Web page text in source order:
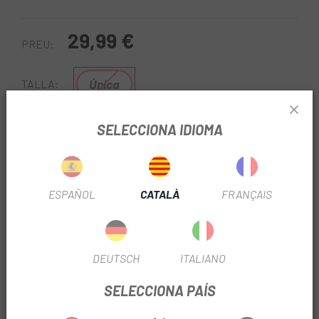
PREU: 29,99 €
TALLA: Única
Negre
DUC5OXFORDDS437
que t'agrada portar-la amb tu a tot arreu, per això et
SELECCIONA IDIOMA
ESPAÑOL CATALÀ FRANÇAIS
DEUTSCH ITALIANO
SELECCIONA PAÍS